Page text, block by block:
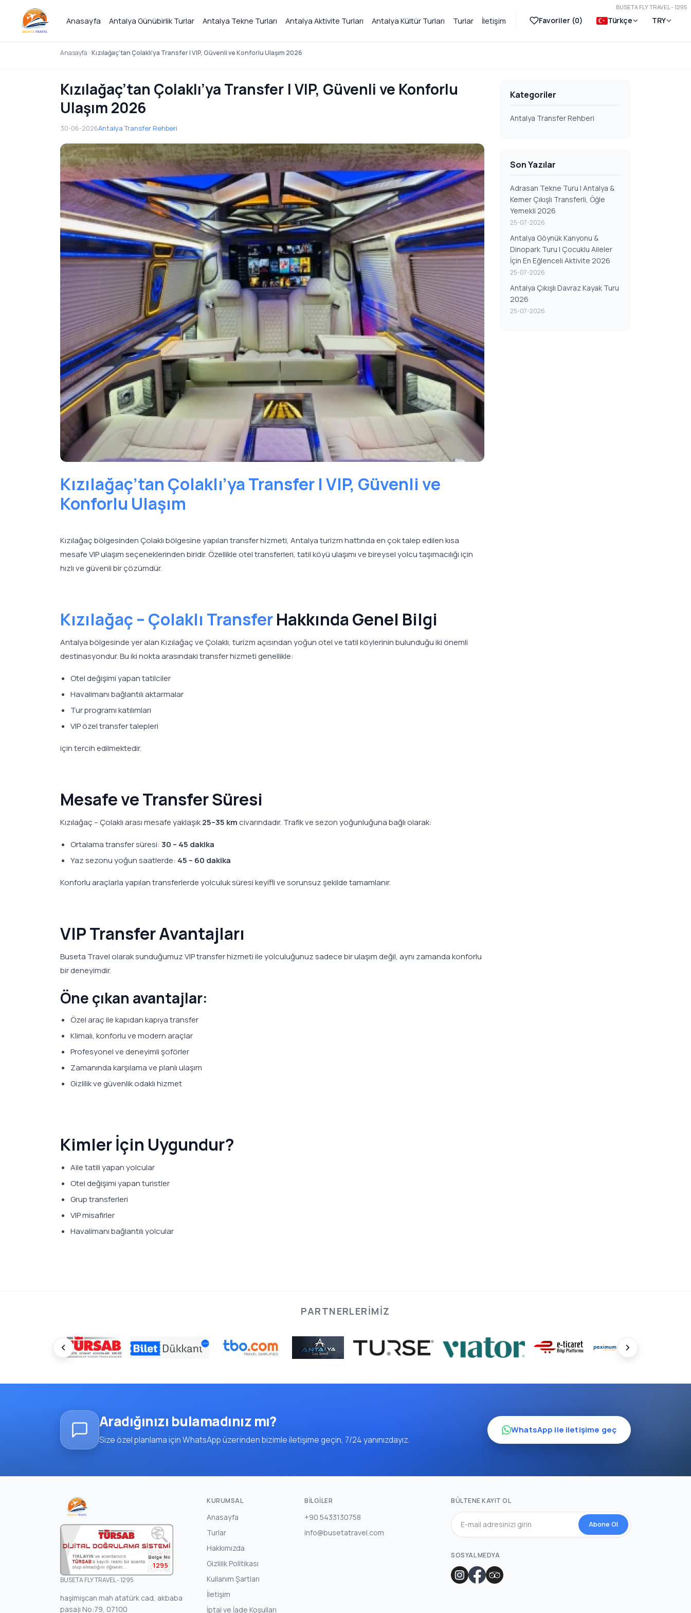
BUSETA FLY TRAVEL - 1295
Anasayfa Antalya Günübirlik Turlar Antalya Tekne Turları Antalya Aktivite Turları Antalya Kültür Turları Turlar İletişim Favoriler (0) Türkçe TRY
Anasayfa Kızılağaç’tan Çolaklı’ya Transfer | VIP, Güvenli ve Konforlu Ulaşım 2026
Kızılağaç’tan Çolaklı’ya Transfer | VIP, Güvenli ve Konforlu
Ulaşım 2026
30-06-2026Antalya Transfer Rehberi
Kızılağaç’tan Çolaklı’ya Transfer | VIP, Güvenli ve
Konforlu Ulaşım
Kızılağaç bölgesinden Çolaklı bölgesine yapılan transfer hizmeti, Antalya turizm hattında en çok talep edilen kısa
mesafe VIP ulaşım seçeneklerinden biridir. Özellikle otel transferleri, tatil köyü ulaşımı ve bireysel yolcu taşımacılığı için
hızlı ve güvenli bir çözümdür.
Kızılağaç – Çolaklı TransferHakkında Genel Bilgi
Antalya bölgesinde yer alan Kızılağaç ve Çolaklı, turizm açısından yoğun otel ve tatil köylerinin bulunduğu iki önemli
destinasyondur. Bu iki nokta arasındaki transfer hizmeti genellikle:
Otel değişimi yapan tatilciler
Havalimanı bağlantılı aktarmalar
Tur programı katılımları
VIP özel transfer talepleri
için tercih edilmektedir.
Mesafe ve Transfer Süresi
Kızılağaç – Çolaklı arası mesafe yaklaşık25–35 kmcivarındadır. Trafik ve sezon yoğunluğuna bağlı olarak:
Ortalama transfer süresi: 30 – 45 dakika
Yaz sezonu yoğun saatlerde: 45 – 60 dakika
Konforlu araçlarla yapılan transferlerde yolculuk süresi keyifli ve sorunsuz şekilde tamamlanır.
VIP Transfer Avantajları
Buseta Travel olarak sunduğumuz VIP transfer hizmeti ile yolculuğunuz sadece bir ulaşım değil, aynı zamanda konforlu
bir deneyimdir.
Öne çıkan avantajlar:
Özel araç ile kapıdan kapıya transfer
Klimalı, konforlu ve modern araçlar
Profesyonel ve deneyimli şoförler
Zamanında karşılama ve planlı ulaşım
Gizlilik ve güvenlik odaklı hizmet
Kimler İçin Uygundur?
Aile tatili yapan yolcular
Otel değişimi yapan turistler
Grup transferleri
VIP misafirler
Havalimanı bağlantılı yolcular
Kategoriler
Antalya Transfer Rehberi
Son Yazılar
Adrasan Tekne Turu | Antalya &
Kemer Çıkışlı Transferli, Öğle
Yemekli 2026
25-07-2026
Antalya Göynük Kanyonu &
Dinopark Turu | Çocuklu Aileler
İçin En Eğlenceli Aktivite 2026
25-07-2026
Antalya Çıkışlı Davraz Kayak Turu
2026
25-07-2026
PARTNERLERIMIZ
Aradığınızı bulamadınız mı?
Size özel planlama için WhatsApp üzerinden bizimle iletişime geçin, 7/24 yanınızdayız.
WhatsApp ile iletişime geç
1295
BUSETA FLY TRAVEL - 1295
haşimişcan mah atatürk cad, akbaba
pasajı No:79, 07100
KURUMSAL
Anasayfa
Turlar
Hakkımızda
Gizlilik Politikası
Kullanım Şartları
İletişim
İptal ve İade Koşulları
BILGILER
+90 5433130758
info@busetatravel.com
BÜLTENE KAYIT OL
Abone Ol
SOSYAL MEDYA